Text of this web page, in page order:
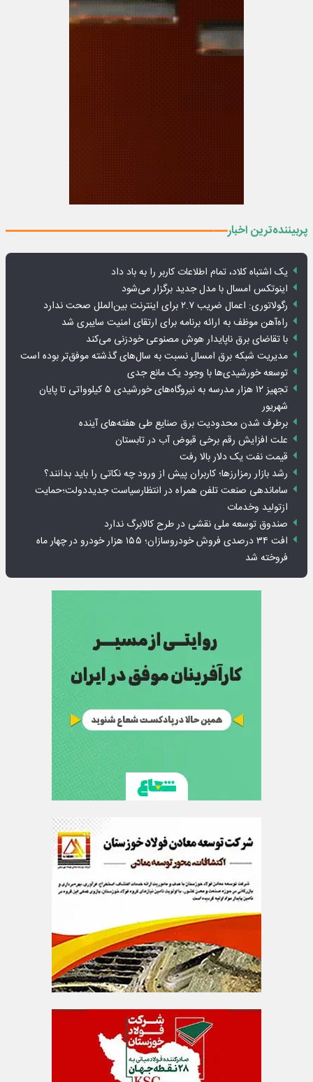
پربیننده‌ترین اخبار
یک اشتباه کلاد، تمام اطلاعات کاربر را به باد داد
اینوتکس امسال با مدل جدید برگزار می‌شود
رگولاتوری: اعمال ضریب ۲.۷ برای اینترنت بین‌الملل صحت ندارد
راه‌آهن موظف به ارائه برنامه برای ارتقای امنیت سایبری شد
با تقاضای برق ناپایدار هوش مصنوعی خودزنی می‌کند
مدیریت شبکه برق امسال نسبت به سال‌های گذشته موفق‌تر بوده است
توسعه خورشیدی‌ها با وجود یک مانع جدی
تجهیز ۱۲ هزار مدرسه به نیروگاه‌های خورشیدی ۵ کیلوواتی تا پایان
شهریور
برطرف شدن محدودیت‌ برق صنایع طی هفته‌های آینده
علت افزایش رقم برخی قبوض آب در تابستان
قیمت نفت یک دلار بالا رفت
رشد بازار رمزارزها؛ کاربران پیش از ورود چه نکاتی را باید بدانند؟
ساماندهی صنعت تلفن همراه در انتظارسیاست جدیددولت؛حمایت
ازتولید وخدمات
صندوق توسعه ملی نقشی در طرح کالابرگ ندارد
افت ۳۴ درصدی فروش خودروسازان؛ ۱۵۵ هزار خودرو در چهار ماه
فروخته شد